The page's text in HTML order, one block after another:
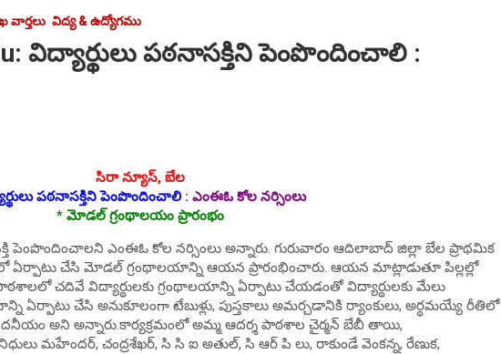
వార్తలు విద్య & ఉద్యోగము
విద్యార్థులు పఠ‌నాసక్తిని పెంపొందించాలి :
సిరా న్యూస్, బేల‌
పఠ‌నాసక్తిని పెంపొందించాలి: ఎంఈఓ కోల నర్సింలు
* మోడల్ గ్రంథాల‌యం ప్రారంభం
పెంపొందించాలని ఎంఈఓ కోల నర్సింలు అన్నారు. గురువారం ఆదిలాబాద్ జిల్లా బేల‌ ప్రాథమిక
ఏర్పాటు చేసి మోడల్ గ్రంథాలయాన్ని ఆయన ప్రారంభించారు. ఆయన మాట్లాడుతూ పిల్లల్లో
పాఠశాలలో చదివే విద్యార్థులకు గ్రంథాలయాన్ని ఏర్పాటు చేయడంతో విద్యార్థులకు మేలు
ఏర్పాటు చేసి అనుకూలంగా టేబుళ్లు, పుస్తకాలు అమర్చడానికి ర్యాంకులు, అర్థమయ్యే రీతిలో
అని అన్నారు.కార్యక్రమంలో అమ్మ ఆదర్శ పాఠశాల చైర్మన్ బేబీ తాయి,
మహేందర్, చంద్రశేఖర్, సి సి ఐ అతుల్, సి ఆర్ పి లు, రాకుండే వెంకన్న, రేణుక,